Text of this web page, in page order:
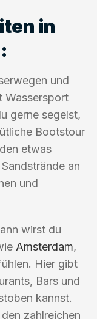
in
und
Wassersport
gerne segelst,
Bootstour
etwas
an
und
wirst du
Amsterdam,
Hier gibt
Bars und
kannst.
zahlreichen